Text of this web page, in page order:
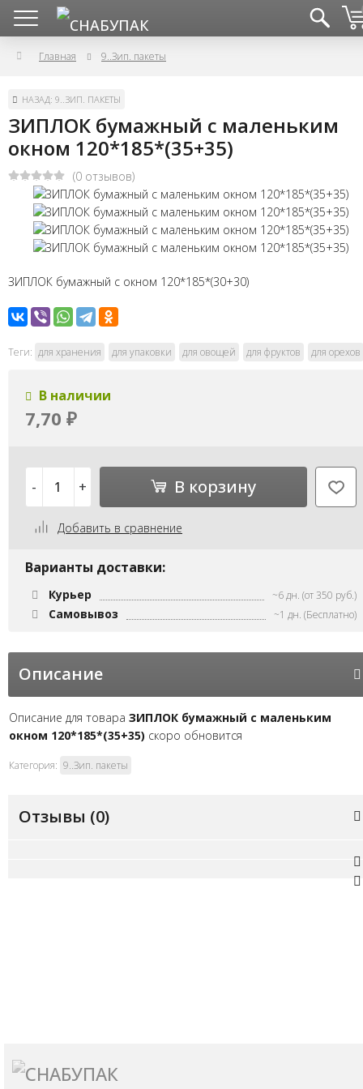
Главная 9..Зип. пакеты
НАЗАД: 9..ЗИП. ПАКЕТЫ
ЗИПЛОК бумажный с маленьким
окном 120*185*(35+35)
(0 отзывов)
ЗИПЛОК бумажный с окном 120*185*(30+30)
Теги: для хранения для упаковки для овощей для фруктов для орехов
В наличии
7,70 ₽
- + В корзину
Добавить в сравнение
Варианты доставки:
Курьер ~6 дн. (от 350 руб.)
Самовывоз ~1 дн. (Бесплатно)
Описание
Описание для товара ЗИПЛОК бумажный с маленьким
окном 120*185*(35+35) скоро обновится
Категория: 9..Зип. пакеты
Отзывы (0)